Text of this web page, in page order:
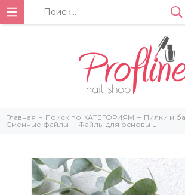
Главная Поиск по КАТЕГОРИЯМ Пилки и
Сменные файлы
Файлы для основы L